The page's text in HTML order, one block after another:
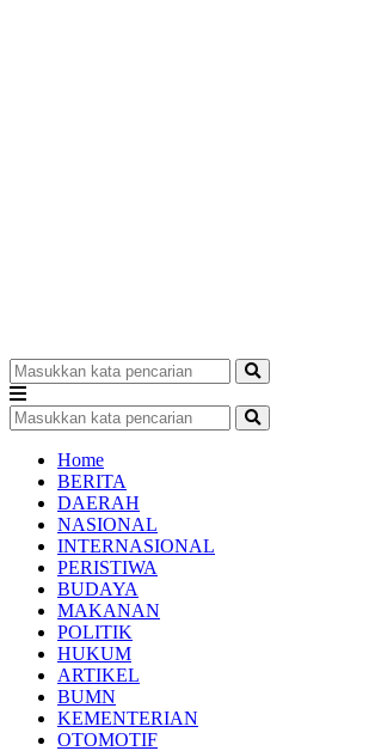
Home
BERITA
DAERAH
NASIONAL
INTERNASIONAL
PERISTIWA
BUDAYA
MAKANAN
POLITIK
HUKUM
ARTIKEL
BUMN
KEMENTERIAN
OTOMOTIF